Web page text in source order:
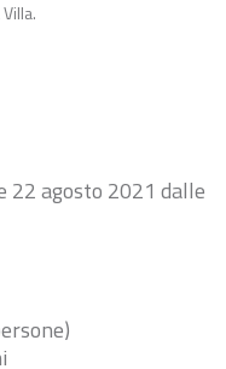
22 agosto 2021 dalle